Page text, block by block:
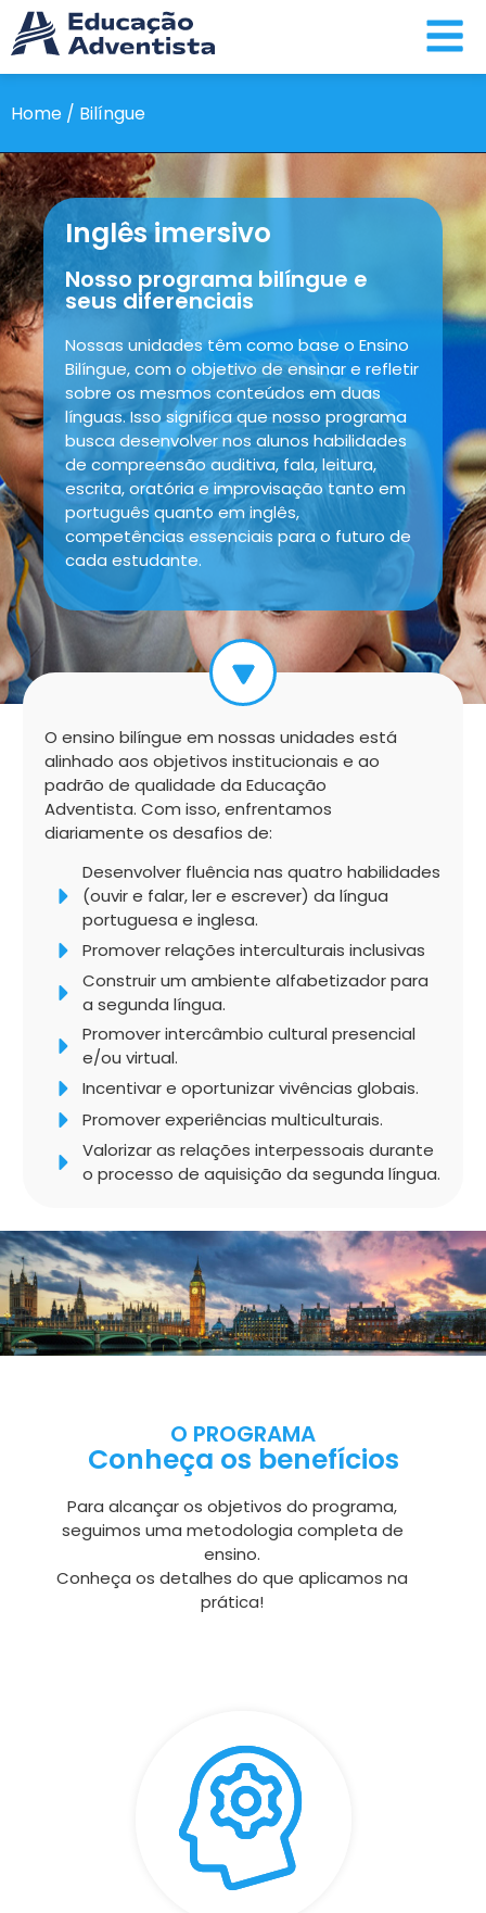
Home / Bilíngue
Inglês imersivo
Nosso programa bilíngue e
seus diferenciais
Nossas unidades têm como base o Ensino
Bilíngue, com o objetivo de ensinar e refletir
sobre os mesmos conteúdos em duas
línguas. Isso significa que nosso programa
busca desenvolver nos alunos habilidades
de compreensão auditiva, fala, leitura,
escrita, oratória e improvisação tanto em
português quanto em inglês,
competências essenciais para o futuro de
cada estudante.
O ensino bilíngue em nossas unidades está
alinhado aos objetivos institucionais e ao
padrão de qualidade da Educação
Adventista. Com isso, enfrentamos
diariamente os desafios de:
Desenvolver fluência nas quatro habilidades
(ouvir e falar, ler e escrever) da língua
portuguesa e inglesa.
Promover relações interculturais inclusivas
Construir um ambiente alfabetizador para
a segunda língua.
Promover intercâmbio cultural presencial
e/ou virtual.
Incentivar e oportunizar vivências globais.
Promover experiências multiculturais.
Valorizar as relações interpessoais durante
o processo de aquisição da segunda língua.
O PROGRAMA
Conheça os benefícios
Para alcançar os objetivos do programa,
seguimos uma metodologia completa de
ensino.
Conheça os detalhes do que aplicamos na
prática!